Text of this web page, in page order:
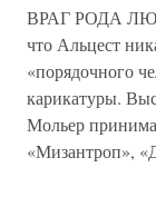
ВРАГ РОДА
что Альцест
«порядочного
карикатуры.
Мольер
«Мизантроп»,